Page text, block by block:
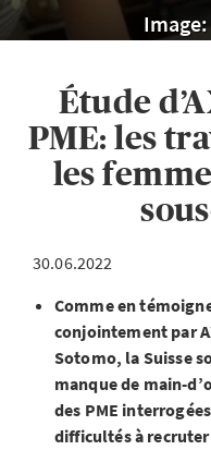
Étude
PME: les
les
30.06.2022
Comme en
conjointement par
Sotomo, la Suisse
manque de main-
des PME
difficultés à